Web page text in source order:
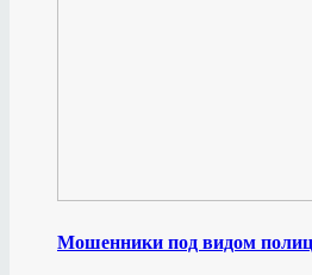
Мошенники под видом